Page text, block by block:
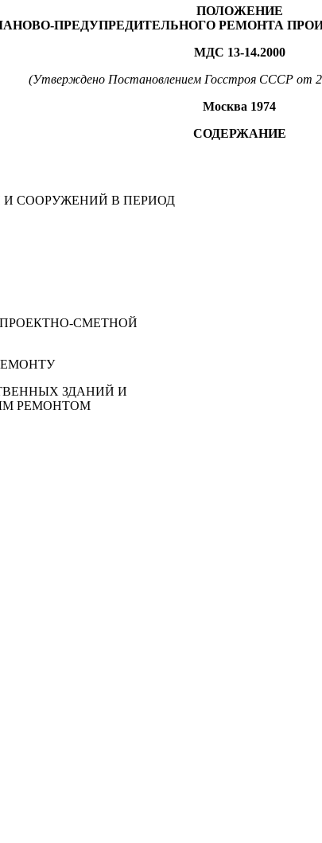
ПОЛОЖЕНИЕ
ПРЕДУПРЕДИТЕЛЬНОГО РЕМОНТА
МДС 13-14.2000
(Утверждено Постановлением Госстроя СССР от
Москва 1974
СОДЕРЖАНИЕ
И СООРУЖЕНИЙ В ПЕРИОД
СМЕТНОЙ
ЗДАНИЙ И
РЕМОНТОМ